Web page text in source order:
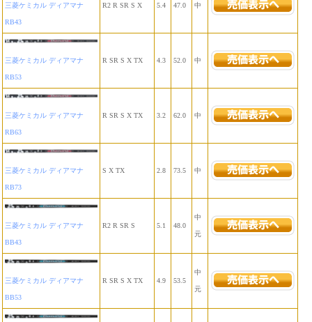
三菱ケミカル ディアマナ
RB43
R2 R SR S X 5.4 47.0 中
三菱ケミカル ディアマナ
RB53
R SR S X TX 4.3 52.0 中
三菱ケミカル ディアマナ
RB63
R SR S X TX 3.2 62.0 中
三菱ケミカル ディアマナ
RB73
S X TX 2.8 73.5 中
三菱ケミカル ディアマナ
BB43
R2 R SR S 5.1 48.0
中
元
三菱ケミカル ディアマナ
BB53
R SR S X TX 4.9 53.5
中
元